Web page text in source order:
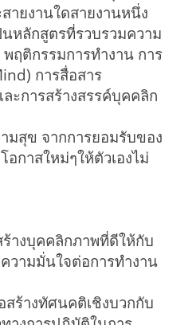
ายงานใดสายงานหนึ่ง
หลักสูตรที่รวบรวมความ
ติกรรมการทำงาน การ
การสื่อสาร
ะการสร้างสรรค์บุคคลิก
มสุข จากการยอมรับของ
กาสใหม่ๆให้ตัวเองไม่
างบุคคลิกภาพที่ดีให้กับ
วามมั่นใจต่อการทำงาน
สร้างทัศนคติเชิงบวกกับ